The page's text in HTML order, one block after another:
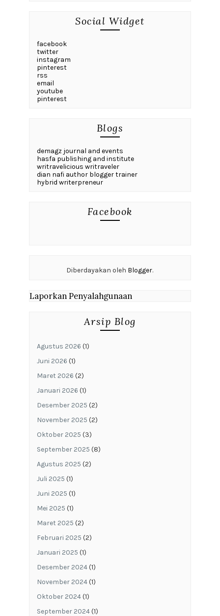
Social Widget
facebook
twitter
instagram
pinterest
rss
email
youtube
pinterest
Blogs
demagz journal and events
hasfa publishing and institute
writravelicious writraveler
dian nafi author blogger trainer
hybrid writerpreneur
Facebook
Diberdayakan oleh Blogger.
Laporkan Penyalahgunaan
Arsip Blog
Agustus 2026 (1)
Juni 2026 (1)
Maret 2026 (2)
Januari 2026 (1)
Desember 2025 (2)
November 2025 (2)
Oktober 2025 (3)
September 2025 (8)
Agustus 2025 (2)
Juli 2025 (1)
Juni 2025 (1)
Mei 2025 (1)
Maret 2025 (2)
Februari 2025 (2)
Januari 2025 (1)
Desember 2024(1)
November 2024(1)
Oktober 2024(1)
September 2024(1)